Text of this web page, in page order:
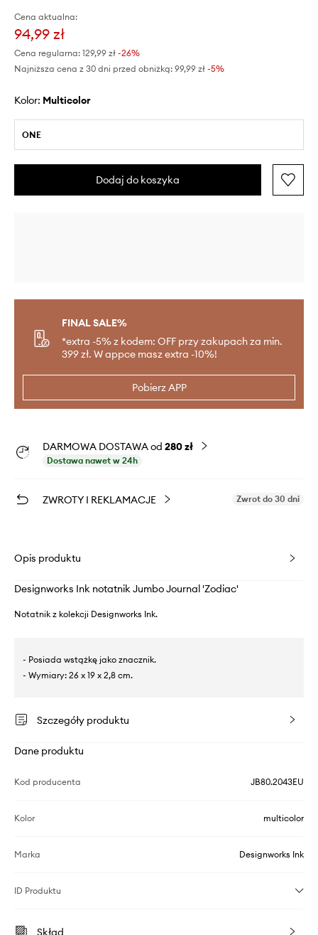
Cena aktualna:
94,99 zł
Cena regularna: 129,99 zł -26%
Najniższa cena z 30 dni przed obniżką: 99,99 zł -5%
Kolor: multicolor
ONE
Dodaj do koszyka
FINAL SALE%
*extra -5% z kodem: OFF przy zakupach za min.
399 zł. W appce masz extra -10%!
Pobierz APP
DARMOWA DOSTAWA od 280 zł
Dostawa nawet w 24h
ZWROTY I REKLAMACJE Zwrot do 30 dni
Opis produktu
Designworks Ink notatnik Jumbo Journal 'Zodiac'
Notatnik z kolekcji Designworks Ink.
- Posiada wstążkę jako znacznik.
- Wymiary: 26 x 19 x 2,8 cm.
Szczegóły produktu
Dane produktu
Kod producenta JB80.2043EU
Kolor multicolor
Marka Designworks Ink
ID Produktu
Skład